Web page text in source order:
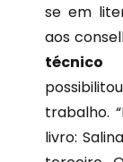
se em
aos
técnico
trabalho.
livro: